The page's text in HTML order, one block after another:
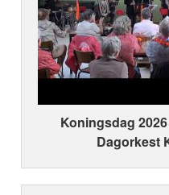
Koningsdag
Dagorkest